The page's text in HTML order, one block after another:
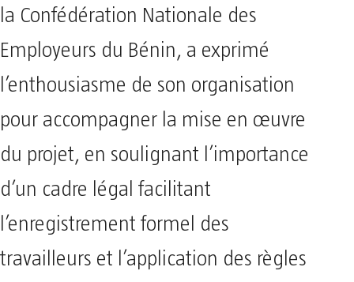
la Confédération Nationale des
Employeurs du Bénin, a exprimé
l’enthousiasme de son organisation
pour accompagner la mise en œuvre
du projet, en soulignant l’importance
d’un cadre légal facilitant
l’enregistrement formel des
travailleurs et l’application des règles